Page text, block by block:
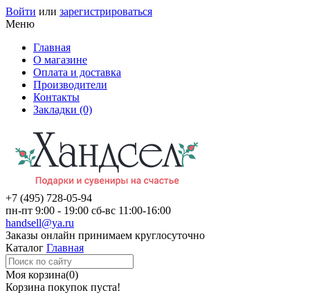
Войти или зарегистрироваться
Меню
Главная
О магазине
Оплата и доставка
Производители
Контакты
Закладки (0)
+7 (495) 728-05-94
пн-пт 9:00 - 19:00 сб-вс 11:00-16:00
handsell@ya.ru
Заказы онлайн принимаем круглосуточно
Каталог Главная
Моя корзина(0)
Корзина покупок пуста!